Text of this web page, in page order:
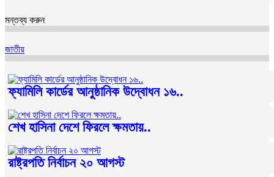
মন্তব্য করুন
জাতীয়
ফ্যামিলি কার্ডের আনুষ্ঠানিক উদ্বোধন ১৬..
শেখ হাসিনা দেশে ফিরলে ক্ষমতায়..
রাষ্ট্রপতি নির্বাচন ২০ আগস্ট